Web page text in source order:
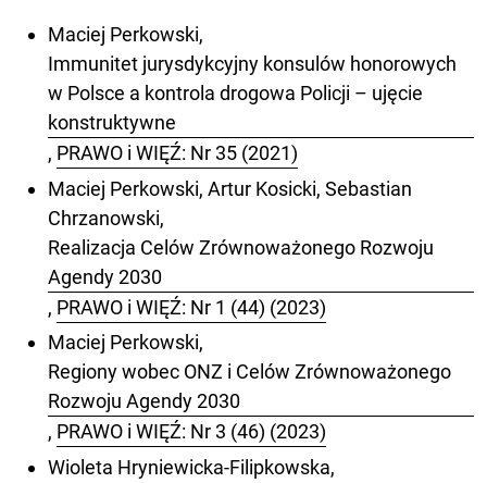
Maciej Perkowski,
Immunitet jurysdykcyjny konsulów honorowych
w Polsce a kontrola drogowa Policji – ujęcie
konstruktywne
, PRAWO i WIĘŹ: Nr 35 (2021)
Maciej Perkowski, Artur Kosicki, Sebastian
Chrzanowski,
Realizacja Celów Zrównoważonego Rozwoju
Agendy 2030
, PRAWO i WIĘŹ: Nr 1 (44) (2023)
Maciej Perkowski,
Regiony wobec ONZ i Celów Zrównoważonego
Rozwoju Agendy 2030
, PRAWO i WIĘŹ: Nr 3 (46) (2023)
Wioleta Hryniewicka-Filipkowska,